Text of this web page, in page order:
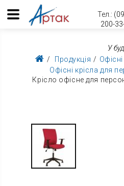
Тел.:
200-
У
Продукція
Офісні крісла для
Крісло офісне для